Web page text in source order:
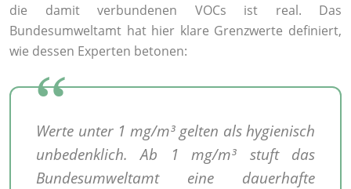
die damit verbundenen VOCs ist real. Das
Bundesumweltamt hat hier klare Grenzwerte definiert,
wie dessen Experten betonen:
Werte unter 1 mg/m³ gelten als hygienisch
unbedenklich. Ab 1 mg/m³ stuft das
Bundesumweltamt eine dauerhafte